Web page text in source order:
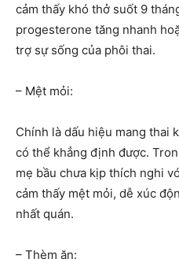
cảm thấy khó thở suốt 9
progesterone tăng nhanh
trợ sự sống của phôi thai.
– Mệt mỏi:
Chính là dấu hiệu mang thai
có thể khẳng định được.
mẹ bầu chưa kịp thích nghi
cảm thấy mệt mỏi, dễ xúc
nhất quán.
– Thèm ăn: